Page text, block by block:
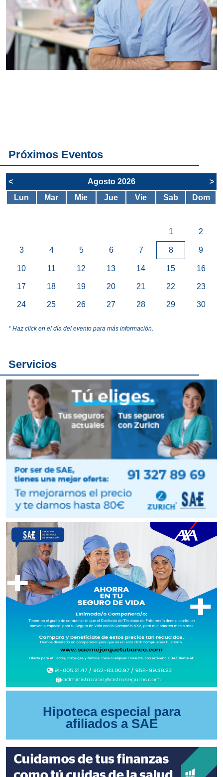
Próximos Eventos
< Agosto 2026
>
Lun
Mar Mie Jue Vie Sab Dom
1 2
3 4 5 6 7 8 9
10 11 12 13 14 15 16
17 18 19 20 21 22 23
24 25 26 27 28 29 30
* Haz click en el día del evento para más información.
Servicios
Hipoteca especial para
afiliados a SAE